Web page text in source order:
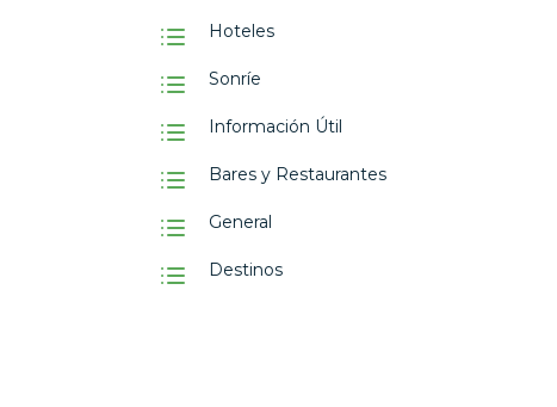
Hoteles
Sonríe
Información Útil
Bares y Restaurantes
General
Destinos